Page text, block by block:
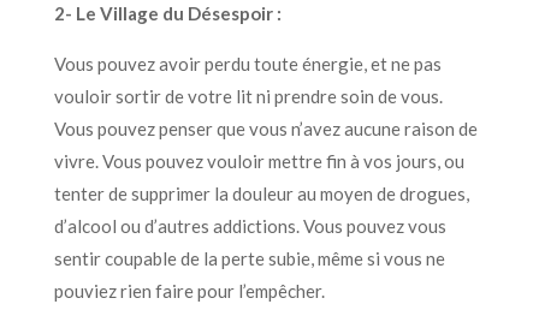
2- Le Village du Désespoir :
Vous pouvez avoir perdu toute énergie, et ne pas
vouloir sortir de votre lit ni prendre soin de vous.
Vous pouvez penser que vous n’avez aucune raison de
vivre. Vous pouvez vouloir mettre fin à vos jours, ou
tenter de supprimer la douleur au moyen de drogues,
d’alcool ou d’autres addictions. Vous pouvez vous
sentir coupable de la perte subie, même si vous ne
pouviez rien faire pour l’empêcher.